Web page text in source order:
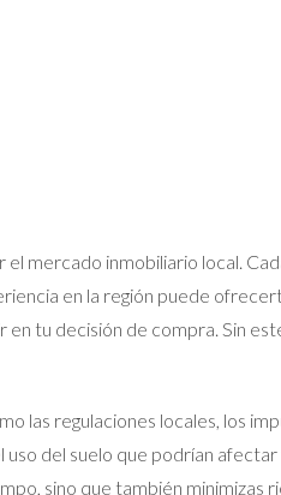
mercado inmobiliario local.
en la región puede
tu decisión de compra. Sin
las regulaciones locales, los
del suelo que podrían
sino que también minimizas